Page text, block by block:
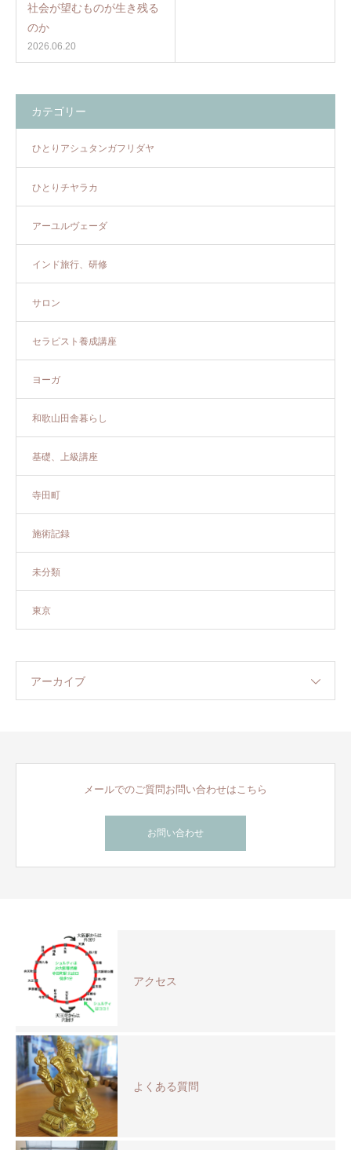
社会が望むものが生き残る
のか
2026.06.20
カテゴリー
ひとりアシュタンガフリダヤ
ひとりチヤラカ
アーユルヴェーダ
インド旅行、研修
サロン
セラピスト養成講座
ヨーガ
和歌山田舎暮らし
基礎、上級講座
寺田町
施術記録
未分類
東京
アーカイブ
メールでのご質問お問い合わせはこちら
お問い合わせ
アクセス
よくある質問